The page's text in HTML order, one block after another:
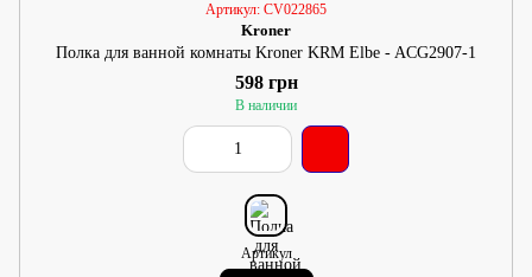
Артикул: CV022865
Kroner
Полка для ванной комнаты Kroner KRM Elbe - ACG2907-1
598 грн
В наличии
Артикул